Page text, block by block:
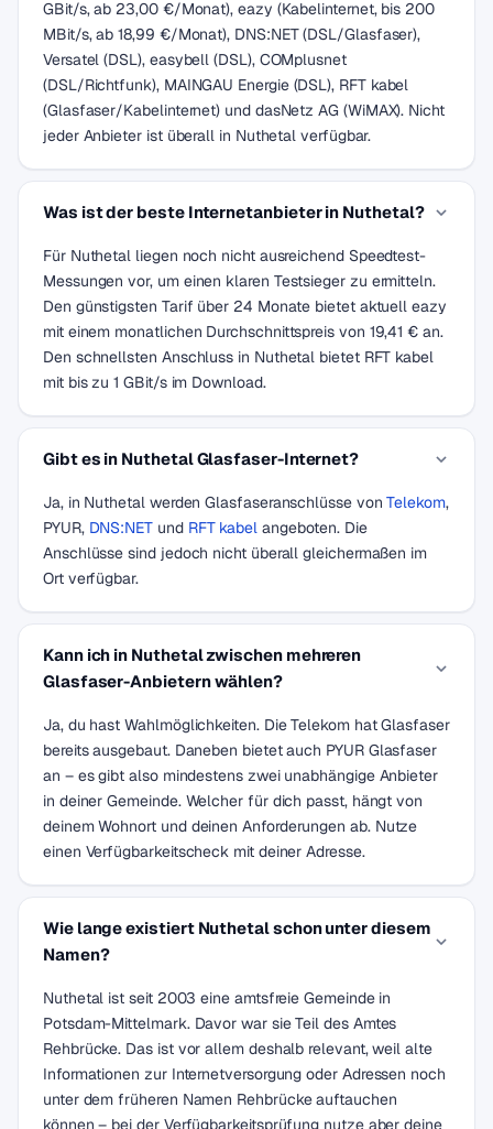
GBit/s, ab 23,00 €/Monat), eazy (Kabelinternet, bis 200
MBit/s, ab 18,99 €/Monat), DNS:NET (DSL/Glasfaser),
Versatel (DSL), easybell (DSL), COMplusnet
(DSL/Richtfunk), MAINGAU Energie (DSL), RFT kabel
(Glasfaser/Kabelinternet) und dasNetz AG (WiMAX). Nicht
jeder Anbieter ist überall in Nuthetal verfügbar.
Was ist der beste Internetanbieter in Nuthetal?
Für Nuthetal liegen noch nicht ausreichend Speedtest-
Messungen vor, um einen klaren Testsieger zu ermitteln.
Den günstigsten Tarif über 24 Monate bietet aktuell eazy
mit einem monatlichen Durchschnittspreis von 19,41 € an.
Den schnellsten Anschluss in Nuthetal bietet RFT kabel
mit bis zu 1 GBit/s im Download.
Gibt es in Nuthetal Glasfaser-Internet?
Ja, in Nuthetal werden Glasfaseranschlüsse vonTelekom,
PYUR, DNS:NET und RFT kabel angeboten. Die
Anschlüsse sind jedoch nicht überall gleichermaßen im
Ort verfügbar.
Kann ich in Nuthetal zwischen mehreren
Glasfaser-Anbietern wählen?
Ja, du hast Wahlmöglichkeiten. Die Telekom hat Glasfaser
bereits ausgebaut. Daneben bietet auch PYUR Glasfaser
an – es gibt also mindestens zwei unabhängige Anbieter
in deiner Gemeinde. Welcher für dich passt, hängt von
deinem Wohnort und deinen Anforderungen ab. Nutze
einen Verfügbarkeitscheck mit deiner Adresse.
Wie lange existiert Nuthetal schon unter diesem
Namen?
Nuthetal ist seit 2003 eine amtsfreie Gemeinde in
Potsdam-Mittelmark. Davor war sie Teil des Amtes
Rehbrücke. Das ist vor allem deshalb relevant, weil alte
Informationen zur Internetversorgung oder Adressen noch
unter dem früheren Namen Rehbrücke auftauchen
können – bei der Verfügbarkeitsprüfung nutze aber deine